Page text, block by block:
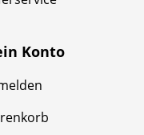
Konto